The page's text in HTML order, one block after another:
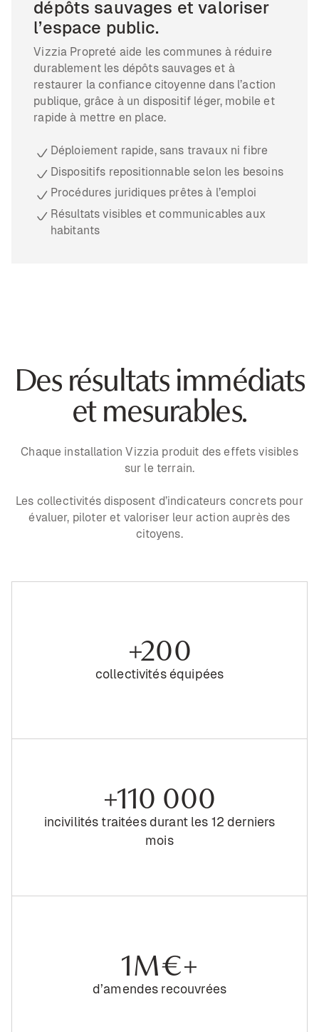
dépôts sauvages et valoriser
l’espace public.
Vizzia Propreté aide les communes à réduire
durablement les dépôts sauvages et à
restaurer la confiance citoyenne dans l’action
publique, grâce à un dispositif léger, mobile et
rapide à mettre en place.
Déploiement rapide, sans travaux ni fibre
Dispositifs repositionnable selon les besoins
Procédures juridiques prêtes à l’emploi
Résultats visibles et communicables aux
habitants
Des résultats immédiats
et mesurables.
Chaque installation Vizzia produit des effets visibles
sur le terrain.
Les collectivités disposent d’indicateurs concrets pour
évaluer, piloter et valoriser leur action auprès des
citoyens.
+200
collectivités équipées
+110 000
incivilités traitées durant les 12 derniers
mois
1 M€+
d’amendes recouvrées